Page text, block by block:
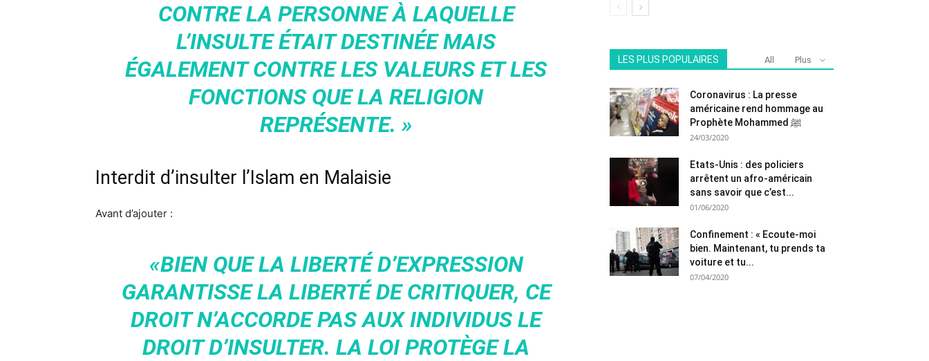
CONTRE LA PERSONNE À LAQUELLE
L’INSULTE ÉTAIT DESTINÉE MAIS
ÉGALEMENT CONTRE LES VALEURS ET LES
FONCTIONS QUE LA RELIGION
REPRÉSENTE. »
Interdit d’insulter l’Islam en Malaisie
Avant d’ajouter :
«BIEN QUE LA LIBERTÉ D’EXPRESSION
GARANTISSE LA LIBERTÉ DE CRITIQUER, CE
DROIT N’ACCORDE PAS AUX INDIVIDUS LE
DROIT D’INSULTER. LA LOI PROTÈGE LA
LES PLUS POPULAIRES All Plus
Coronavirus : La presse
américaine rend hommage au
Prophète Mohammed ﷺ
24/03/2020
Etats-Unis : des policiers
arrêtent un afro-américain
sans savoir que c’est...
01/06/2020
Confinement : « Ecoute-moi
bien. Maintenant, tu prends ta
voiture et tu...
07/04/2020